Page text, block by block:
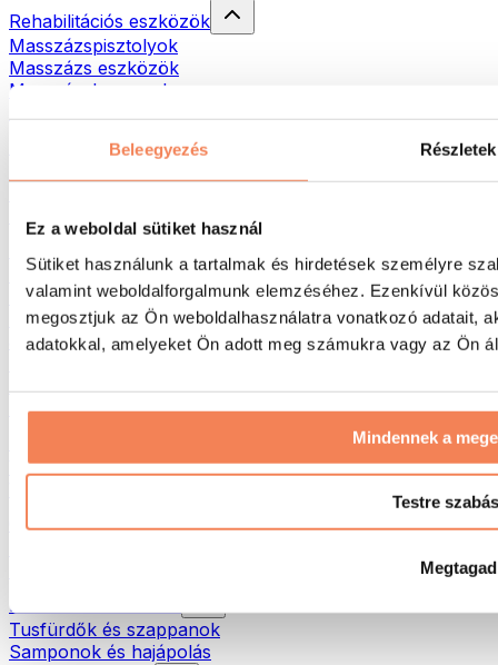
Beleegyezés Részletek
Ez a weboldal sütiket használ
Sütiket használunk a tartalmak és hirdetések személyre
valamint weboldalforgalmunk elemzéséhez. Ezenkívül
megosztjuk az Ön weboldalhasználatra vonatkozó adatait,
adatokkal, amelyeket Ön adott meg számukra vagy az Ön
Mindennek a
Testre szabás
Megtagad
Rehabilitációs eszközök
Masszázspisztolyok
Masszázs eszközök
Masszázshengerek
Táskák & hátizsákok
Hátizsákok
Futás
Küzdősportok
Kerékpározás
Jóga és pilates
Úszás
Túrázás
Vörösfény-terápia
Öko háztartás
Natúrkozmetikumok
Tusfürdők és szappanok
Samponok és hajápolás